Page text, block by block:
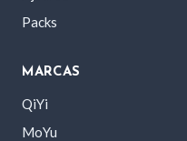
Packs
MARCAS
QiYi
MoYu